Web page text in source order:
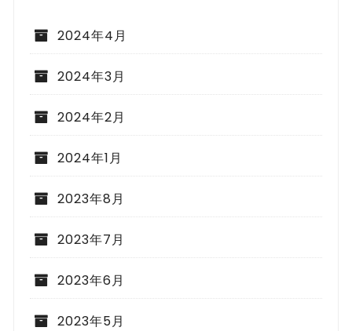
2024年4月
2024年3月
2024年2月
2024年1月
2023年8月
2023年7月
2023年6月
2023年5月